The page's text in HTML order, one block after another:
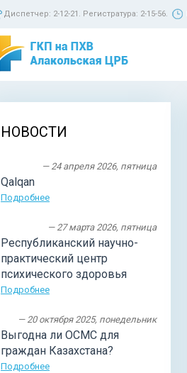
Диспетчер: 2-12-21. Регистратура: 2-15-56.
НОВОСТИ
— 24 апреля 2026, пятница
Qalqan
Подробнее
— 27 марта 2026, пятница
Республиканский научно-
практический центр
психического здоровья
Подробнее
— 20 октября 2025, понедельник
Выгодна ли ОСМС для
граждан Казахстана?
Подробнее